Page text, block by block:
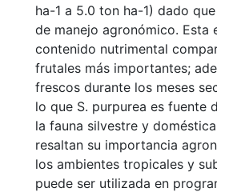
ha-1 a 5.0 ton ha-1) dado que
de manejo agronómico. Esta
contenido nutrimental
frutales más importantes;
frescos durante los meses
lo que S. purpurea es fuente
la fauna silvestre y doméstica.
resaltan su importancia
los ambientes tropicales y
puede ser utilizada en